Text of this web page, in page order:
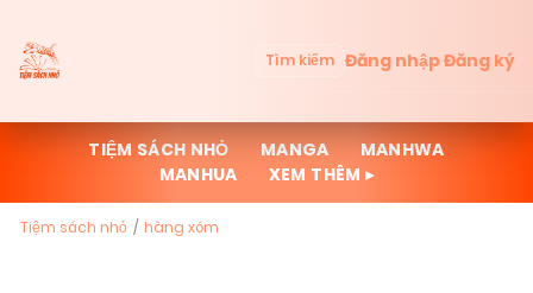
Tìm kiếm Đăng nhậpĐăng ký
TIỆM SÁCH NHỎ MANGA
MANHWA
MANHUA
XEM THÊM ▸
Tiệm sách nhỏ hàng xóm